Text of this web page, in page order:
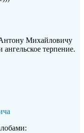
Михайловичу
терпение.